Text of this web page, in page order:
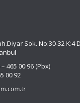
Sok. No:30-32 K:4
465 00 96 (Pbx)
00 92